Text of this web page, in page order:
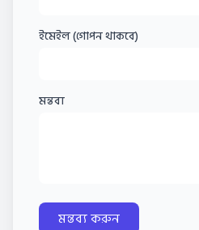
ইমেইল (গোপন থাকবে)
মন্তব্য
মন্তব্য করুন